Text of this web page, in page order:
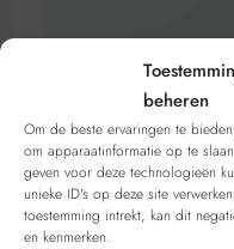
beheren
Om de beste ervaringen te
om apparaatinformatie op te
geven voor deze technologieën
unieke ID's op deze site
toestemming intrekt, kan dit
en kenmerken.
Email